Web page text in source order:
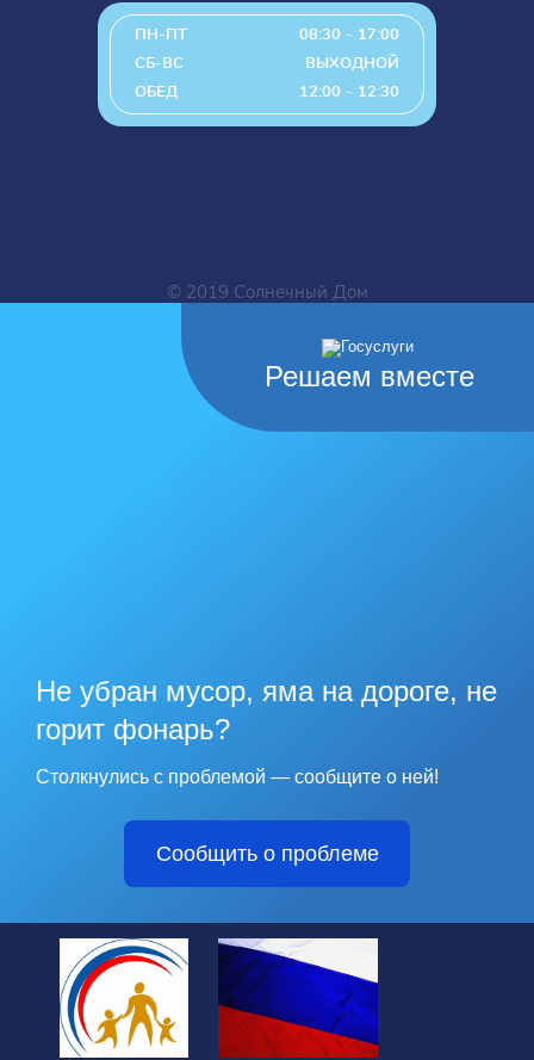
ПН-ПТ
08:30 - 17:00
СБ-ВС
ВЫХОДНОЙ
ОБЕД
12:00 - 12:30
© 2019 Солнечный Дом
Решаем вместе
Не убран мусор, яма на дороге, не
горит фонарь?
Столкнулись с проблемой — сообщите о ней!
Сообщить о проблеме